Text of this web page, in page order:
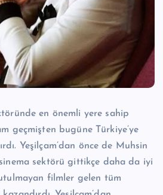
e
ri
n
M
r
k
e
zi
en önemli yere sahip
geçmişten bugüne Türkiye’ye
Yeşilçam’dan önce de Muhsin
sektörü gittikçe daha da iyi
filmler gelen tüm